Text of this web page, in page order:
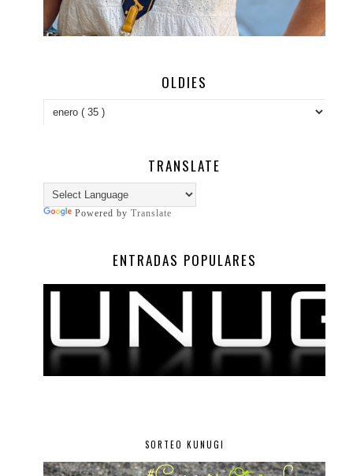
OLDIES
TRANSLATE
Powered by Translate
ENTRADAS POPULARES
SORTEO KUNUGI